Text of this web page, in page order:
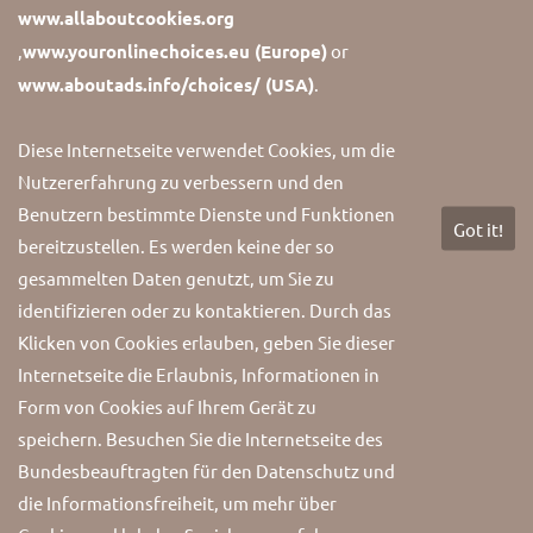
Find more informations about us.
www.allaboutcookies.org
,www.youronlinechoices.eu (Europe)or
www.aboutads.info/choices/ (USA).
Diese Internetseite verwendet Cookies, um die
Nutzererfahrung zu verbessern und den
Benutzern bestimmte Dienste und Funktionen
bereitzustellen. Es werden keine der so
gesammelten Daten genutzt, um Sie zu
identifizieren oder zu kontaktieren. Durch das
Klicken von Cookies erlauben, geben Sie dieser
Internetseite die Erlaubnis, Informationen in
Form von Cookies auf Ihrem Gerät zu
speichern. Besuchen Sie die Internetseite des
Bundesbeauftragten für den Datenschutz und
die Informationsfreiheit, um mehr über
Got it!